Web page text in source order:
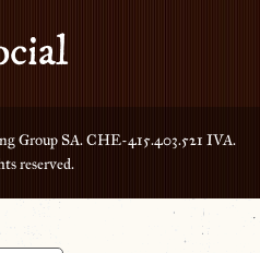
Group SA. CHE-415.403.521 IVA.
reserved.